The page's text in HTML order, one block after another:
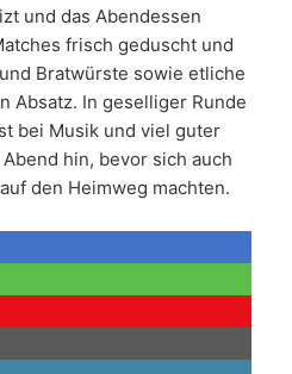
und das Abendessen
frisch geduscht und
Bratwürste sowie etliche
Absatz. In geselliger Runde
bei Musik und viel guter
hin, bevor sich auch
den Heimweg machten.